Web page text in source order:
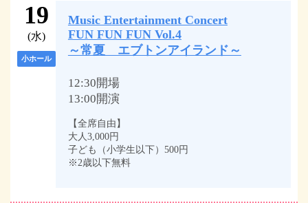
19
(水)
小ホール
Music Entertainment Concert
FUN FUN FUN Vol.4
～常夏 エブトンアイランド～
12:30開場
13:00開演
【全席自由】
大人3,000円
子ども（小学生以下）500円
※2歳以下無料